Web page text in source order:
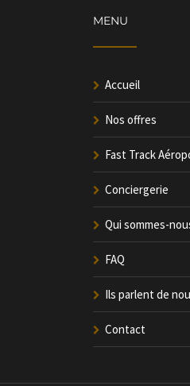
MENU
Accueil
Nos offres
Fast Track
Conciergerie
Qui sommes-
FAQ
Ils parlent de
Contact